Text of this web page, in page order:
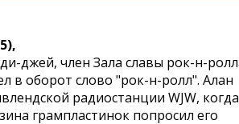
джей, член Зала славы рок-н-
в оборот слово "рок-н-ролл". Алан
радиостанции WJW, когда
грампластинок попросил его